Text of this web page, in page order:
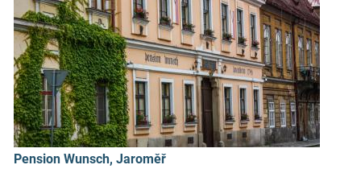
Pension Wunsch, Jaroměř